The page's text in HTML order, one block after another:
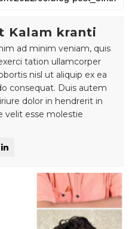
Kalam kranti
ad minim veniam, quis
tation ullamcorper
nisl ut aliquip ex ea
consequat. Duis autem
dolor in hendrerit in
velit esse molestie